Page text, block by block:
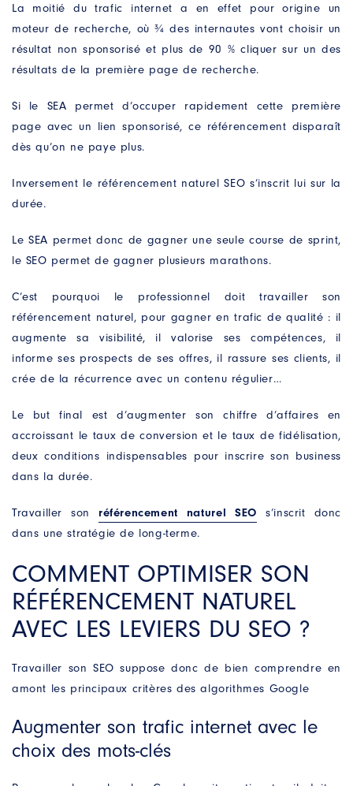
La moitié du trafic internet a en effet pour origine un
moteur de recherche, où ¾ des internautes vont choisir un
résultat non sponsorisé et plus de 90 % cliquer sur un des
résultats de la première page de recherche.
Si le SEA permet d’occuper rapidement cette première
page avec un lien sponsorisé, ce référencement disparaît
dès qu’on ne paye plus.
Inversement le référencement naturel SEO s’inscrit lui sur la
durée.
Le SEA permet donc de gagner une seule course de sprint,
le SEO permet de gagner plusieurs marathons.
C’est pourquoi le professionnel doit travailler son
référencement naturel, pour gagner en trafic de qualité : il
augmente sa visibilité, il valorise ses compétences, il
informe ses prospects de ses offres, il rassure ses clients, il
crée de la récurrence avec un contenu régulier…
Le but final est d’augmenter son chiffre d’affaires en
accroissant le taux de conversion et le taux de fidélisation,
deux conditions indispensables pour inscrire son business
dans la durée.
Travailler son référencement naturel SEO s’inscrit donc
dans une stratégie de long-terme.
COMMENT OPTIMISER SON
RÉFÉRENCEMENT NATUREL
AVEC LES LEVIERS DU SEO ?
Travailler son SEO suppose donc de bien comprendre en
amont les principaux critères des algorithmes Google
Augmenter son trafic internet avec le
choix des mots-clés
Contactez-nous
Un projet ? Une question ?
Remplissez notre formulaire, nous prendrons soin
de vous répondre dans les plus brefs délais.
E-MAIL *